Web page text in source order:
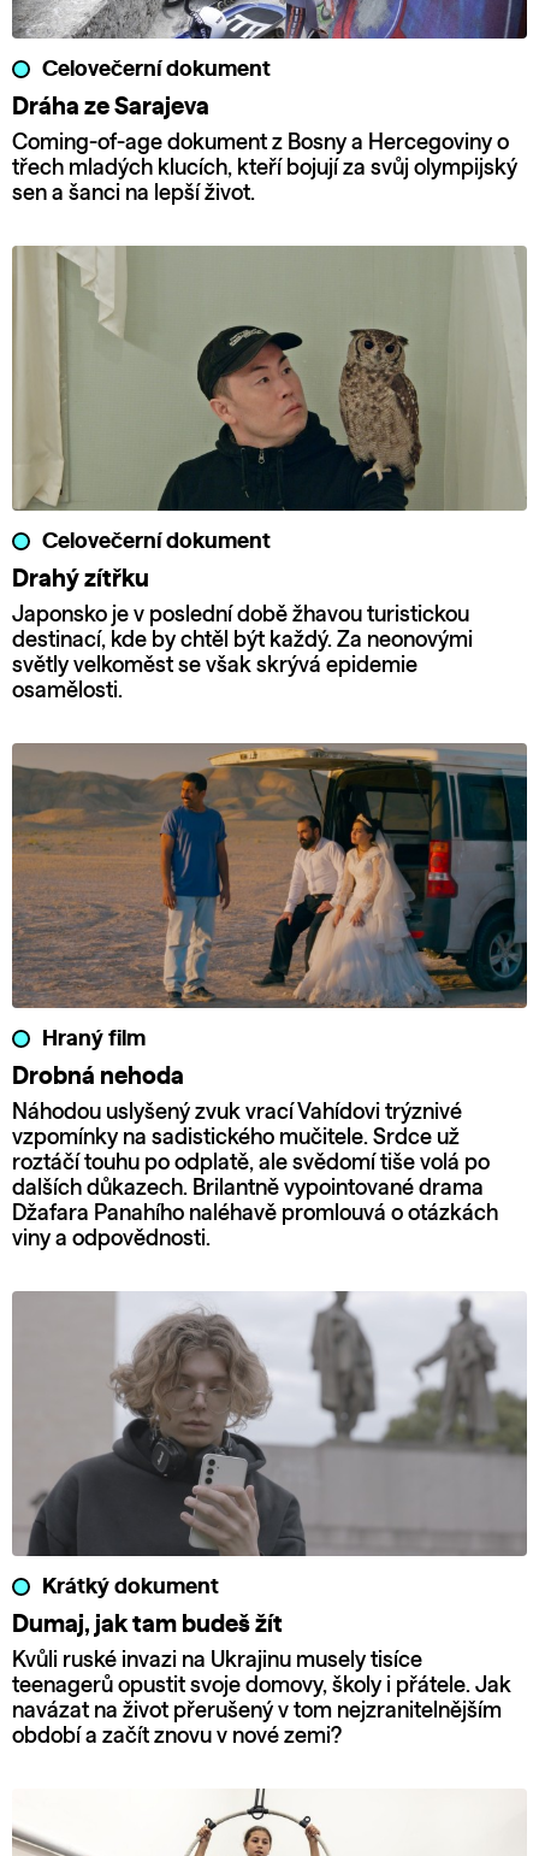
Celovečerní dokument
Dráha ze Sarajeva
Coming-of-age dokument z Bosny a Hercegoviny o
třech mladých klucích, kteří bojují za svůj olympijský
sen a šanci na lepší život.
Celovečerní dokument
Drahý zítřku
Japonsko je v poslední době žhavou turistickou
destinací, kde by chtěl být každý. Za neonovými
světly velkoměst se však skrývá epidemie
osamělosti.
Hraný film
Drobná nehoda
Náhodou uslyšený zvuk vrací Vahídovi trýznivé
vzpomínky na sadistického mučitele. Srdce už
roztáčí touhu po odplatě, ale svědomí tiše volá po
dalších důkazech. Brilantně vypointované drama
Džafara Panahího naléhavě promlouvá o otázkách
viny a odpovědnosti.
Krátký dokument
Dumaj, jak tam budeš žít
Kvůli ruské invazi na Ukrajinu musely tisíce
teenagerů opustit svoje domovy, školy i přátele. Jak
navázat na život přerušený v tom nejzranitelnějším
období a začít znovu v nové zemi?